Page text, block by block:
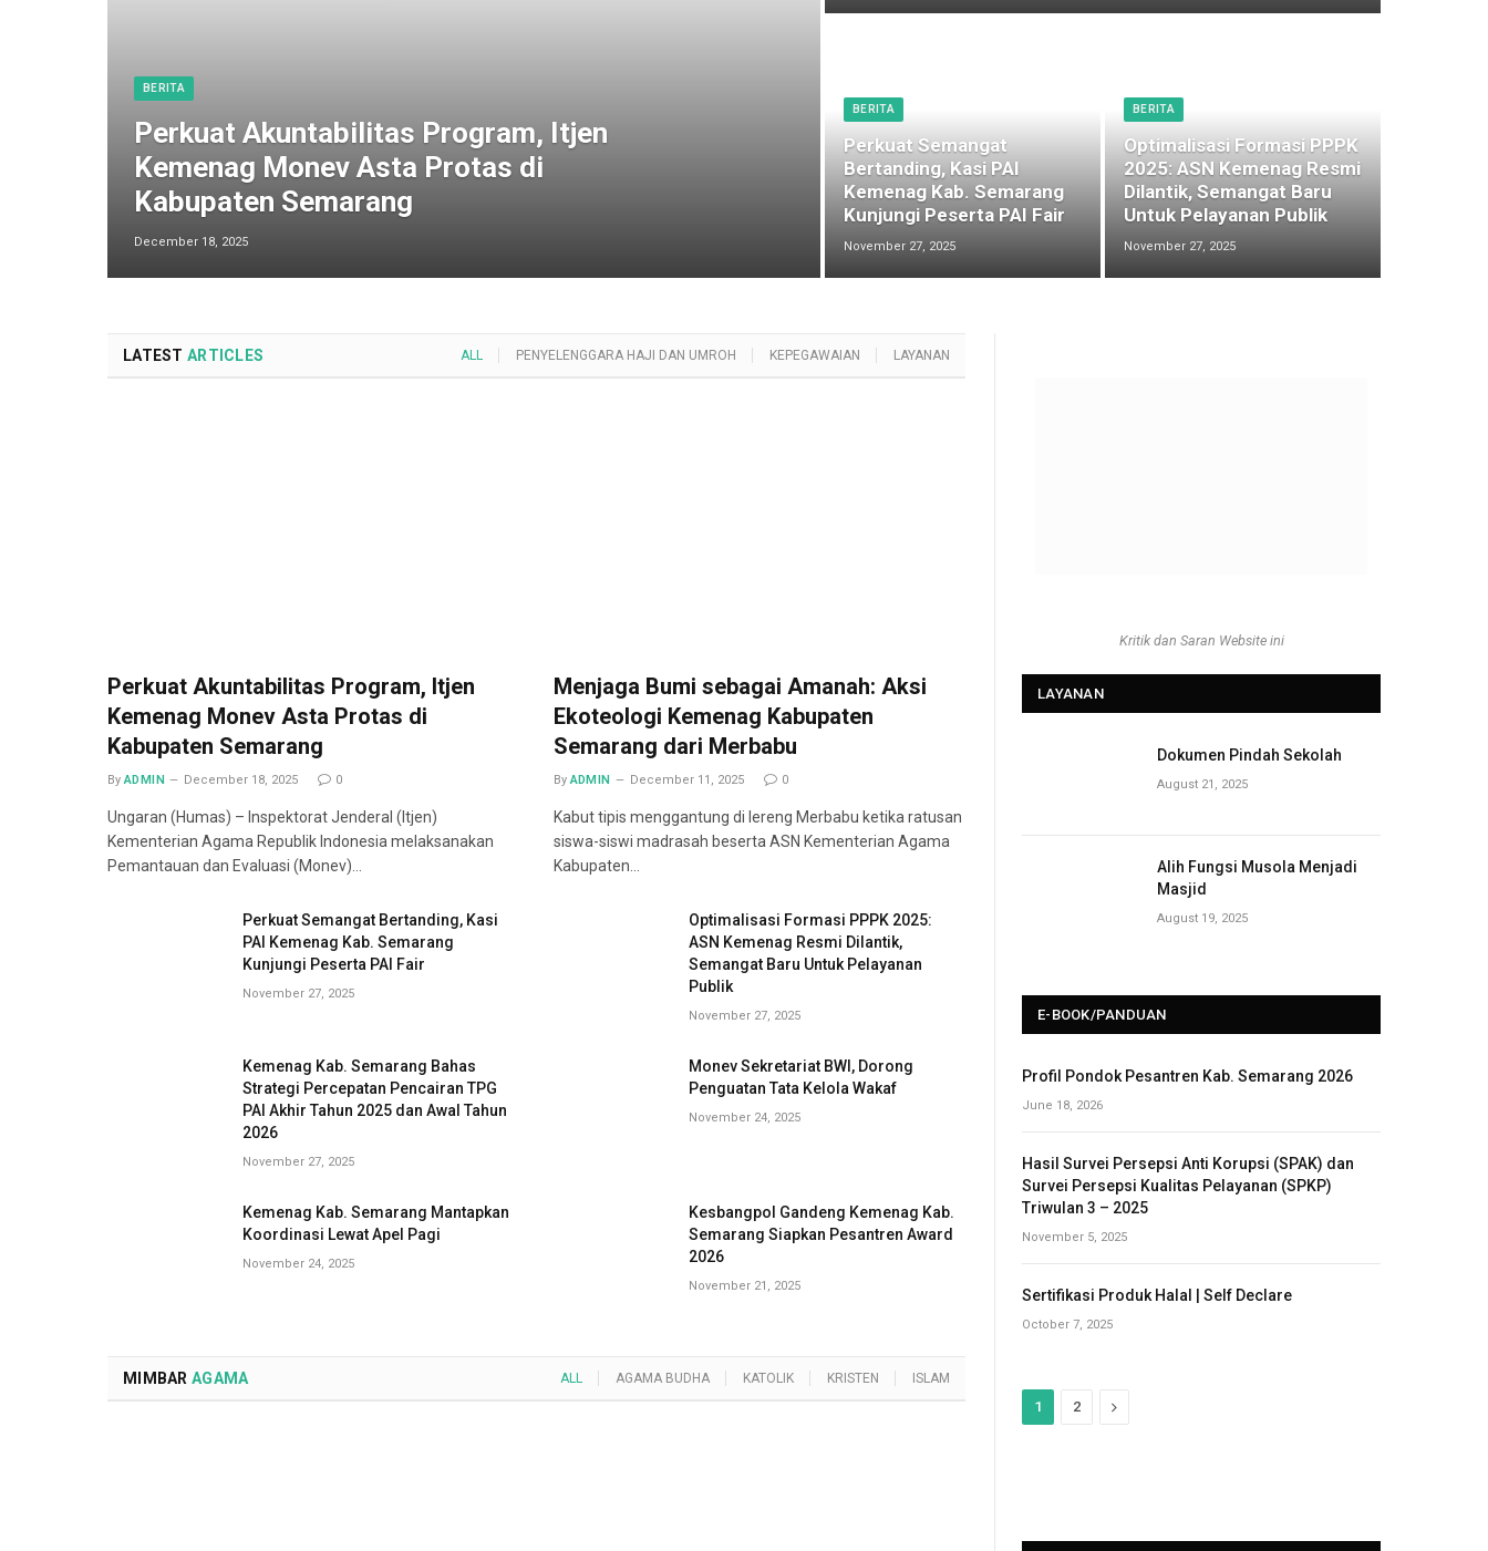
BERITA
Perkuat Akuntabilitas Program, Itjen
Kemenag Monev Asta Protas di
Kabupaten Semarang
December 18, 2025
BERITA
Perkuat Semangat
Bertanding, Kasi PAI
Kemenag Kab. Semarang
Kunjungi Peserta PAI Fair
November 27, 2025
BERITA
Optimalisasi Formasi PPPK
2025: ASN Kemenag Resmi
Dilantik, Semangat Baru
Untuk Pelayanan Publik
November 27, 2025
LATEST ARTICLES ALL PENYELENGGARA HAJI DAN UMROH KEPEGAWAIAN LAYANAN
Perkuat Akuntabilitas Program, Itjen
Kemenag Monev Asta Protas di
Kabupaten Semarang
By ADMIN December 18, 2025 0
Ungaran (Humas) – Inspektorat Jenderal (Itjen)
Kementerian Agama Republik Indonesia melaksanakan
Pemantauan dan Evaluasi (Monev)…
Menjaga Bumi sebagai Amanah: Aksi
Ekoteologi Kemenag Kabupaten
Semarang dari Merbabu
By ADMIN December 11, 2025 0
Kabut tipis menggantung di lereng Merbabu ketika ratusan
siswa-siswi madrasah beserta ASN Kementerian Agama
Kabupaten…
Perkuat Semangat Bertanding, Kasi
PAI Kemenag Kab. Semarang
Kunjungi Peserta PAI Fair
November 27, 2025
Optimalisasi Formasi PPPK 2025:
ASN Kemenag Resmi Dilantik,
Semangat Baru Untuk Pelayanan
Publik
November 27, 2025
Kemenag Kab. Semarang Bahas
Strategi Percepatan Pencairan TPG
PAI Akhir Tahun 2025 dan Awal Tahun
2026
November 27, 2025
Monev Sekretariat BWI, Dorong
Penguatan Tata Kelola Wakaf
November 24, 2025
Kemenag Kab. Semarang Mantapkan
Koordinasi Lewat Apel Pagi
November 24, 2025
Kesbangpol Gandeng Kemenag Kab.
Semarang Siapkan Pesantren Award
2026
November 21, 2025
MIMBAR AGAMA ALL AGAMA BUDHA KATOLIK KRISTEN ISLAM
Kritik dan Saran Website ini
LAYANAN
Dokumen Pindah Sekolah
August 21, 2025
Alih Fungsi Musola Menjadi
Masjid
August 19, 2025
E-BOOK/PANDUAN
Profil Pondok Pesantren Kab. Semarang 2026
June 18, 2026
Hasil Survei Persepsi Anti Korupsi (SPAK) dan
Survei Persepsi Kualitas Pelayanan (SPKP)
Triwulan 3 – 2025
November 5, 2025
Sertifikasi Produk Halal | Self Declare
October 7, 2025
1 2
N